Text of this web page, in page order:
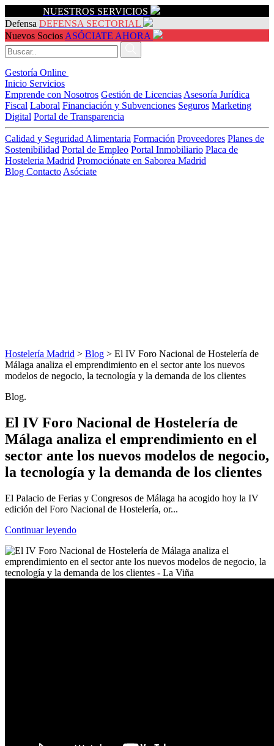
NUESTROS SERVICIOS
Defensa DEFENSA SECTORIAL
Nuevos Socios ASÓCIATE AHORA
Gestoría Online
Inicio Servicios
Emprende con Nosotros Gestión de Licencias Asesoría Jurídica
Fiscal Laboral Financiación y Subvenciones Seguros Marketing
Digital Portal de Transparencia
Calidad y Seguridad Alimentaria Formación Proveedores Planes de
Sostenibilidad Portal de Empleo Portal Inmobiliario Placa de
Hosteleria Madrid Promociónate en Saborea Madrid
Blog Contacto Asóciate
Hostelería Madrid > Blog > El IV Foro Nacional de Hostelería de
Málaga analiza el emprendimiento en el sector ante los nuevos
modelos de negocio, la tecnología y la demanda de los clientes
Blog.
El IV Foro Nacional de Hostelería de
Málaga analiza el emprendimiento en el
sector ante los nuevos modelos de negocio,
la tecnología y la demanda de los clientes
El Palacio de Ferias y Congresos de Málaga ha acogido hoy la IV
edición del Foro Nacional de Hostelería, or...
Continuar leyendo